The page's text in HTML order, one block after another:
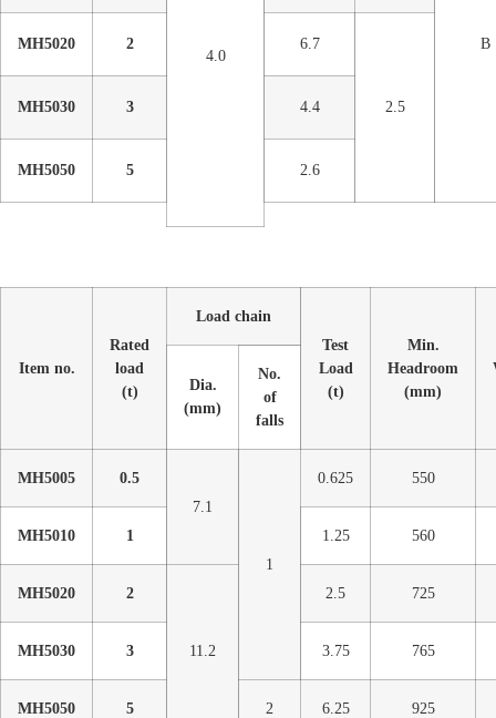
4.0
B
MH5020 2 6.7
2.5
MH5030 3 4.4
MH5050 5 2.6
Item no.
Rated
load
(t)
Load chain
Test
Load
(t)
Min.
Headroom
(mm)
Dia.
(mm)
No.
of
falls
MH5005
0.5
7.1
1
0.625 550
MH5010 1 1.25 560
MH5020 2
11.2
2.5 725
MH5030 3 3.75 765
MH5050 5 2 6.25 925